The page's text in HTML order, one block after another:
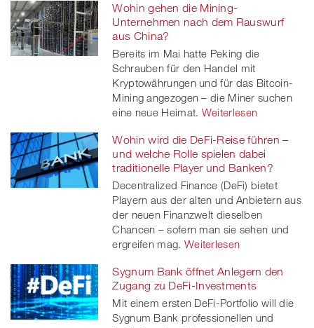
Wohin gehen die Mining-
Unternehmen nach dem Rauswurf
aus China?
Bereits im Mai hatte Peking die
Schrauben für den Handel mit
Kryptowährungen und für das Bitcoin-
Mining angezogen – die Miner suchen
eine neue Heimat. Weiterlesen
Wohin wird die DeFi-Reise führen –
und welche Rolle spielen dabei
traditionelle Player und Banken?
Decentralized Finance (DeFi) bietet
Playern aus der alten und Anbietern aus
der neuen Finanzwelt dieselben
Chancen – sofern man sie sehen und
ergreifen mag. Weiterlesen
Sygnum Bank öffnet Anlegern den
Zugang zu DeFi-Investments
Mit einem ersten DeFi-Portfolio will die
Sygnum Bank professionellen und